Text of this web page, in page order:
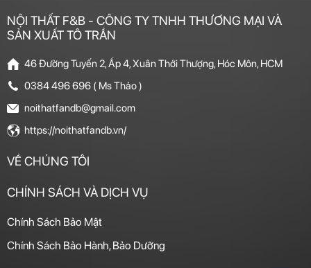
NỘI THẤT F&B - CÔNG TY TNHH THƯƠNG MẠI VÀ
SẢN XUẤT TÔ TRẦN
46 Đường Tuyến 2, Ấp 4, Xuân Thới Thượng, Hóc Môn, HCM
0384 496 696 ( Ms Thảo )
noithatfandb@gmail.com
https://noithatfandb.vn/
VỀ CHÚNG TÔI
CHÍNH SÁCH VÀ DỊCH VỤ
Chính Sách Bảo Mật
Chính Sách Bảo Hành, Bảo Dưỡng